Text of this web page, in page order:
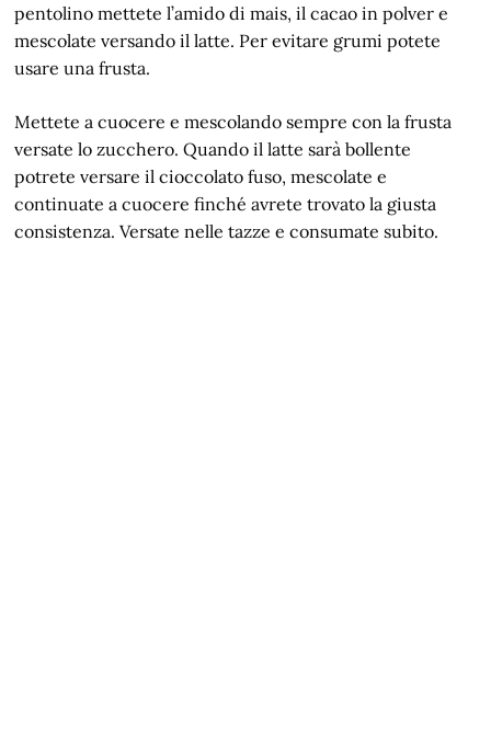
pentolino mettete l’amido di mais, il cacao in polver e
mescolate versando il latte. Per evitare grumi potete
usare una frusta.
Mettete a cuocere e mescolando sempre con la frusta
versate lo zucchero. Quando il latte sarà bollente
potrete versare il cioccolato fuso, mescolate e
continuate a cuocere finché avrete trovato la giusta
consistenza. Versate nelle tazze e consumate subito.